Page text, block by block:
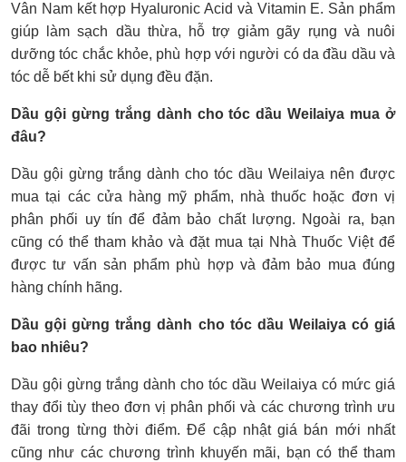
Vân Nam kết hợp Hyaluronic Acid và Vitamin E. Sản phẩm
giúp làm sạch dầu thừa, hỗ trợ giảm gãy rụng và nuôi
dưỡng tóc chắc khỏe, phù hợp với người có da đầu dầu và
tóc dễ bết khi sử dụng đều đặn.
Dầu gội gừng trắng dành cho tóc dầu Weilaiya mua ở
đâu?
Dầu gội gừng trắng dành cho tóc dầu Weilaiya nên được
mua tại các cửa hàng mỹ phẩm, nhà thuốc hoặc đơn vị
phân phối uy tín để đảm bảo chất lượng. Ngoài ra, bạn
cũng có thể tham khảo và đặt mua tại Nhà Thuốc Việt để
được tư vấn sản phẩm phù hợp và đảm bảo mua đúng
hàng chính hãng.
Dầu gội gừng trắng dành cho tóc dầu Weilaiya có giá
bao nhiêu?
Dầu gội gừng trắng dành cho tóc dầu Weilaiya có mức giá
thay đổi tùy theo đơn vị phân phối và các chương trình ưu
đãi trong từng thời điểm. Để cập nhật giá bán mới nhất
cũng như các chương trình khuyến mãi, bạn có thể tham